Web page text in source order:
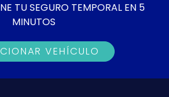
TU SEGURO TEMPORAL EN 5
MINUTOS
SELECCIONAR VEHÍCULO